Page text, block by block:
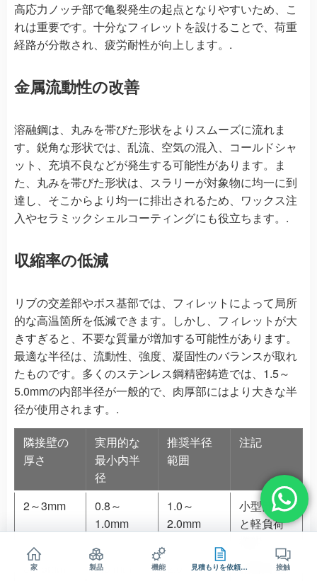
高応力ノッチ部で亀裂発生の起点となりやすいため、こ
れは重要です。十分なフィレットを設けることで、荷重
経路が分散され、疲労耐性が向上します。.
金属流動性の改善
溶融鋼は、丸みを帯びた形状をよりスムーズに流れま
す。鋭角な形状では、乱流、空気の混入、コールドシャ
ット、充填不良などが発生する可能性があります。ま
た、丸みを帯びた形状は、スラリーが対象物に均一に到
達し、そこからより均一に排出されるため、ワックス注
入やセラミックシェルコーティングにも役立ちます。.
収縮率の低減
リブの交差部やボス基部では、フィレットによって局所
的な高温箇所を低減できます。しかし、フィレットが大
きすぎると、不要な質量が増加する可能性があります。
最適な半径は、流動性、強度、凝固性のバランスが取れ
たものです。多くのステンレス鋼精密鋳造では、1.5～
5.0mmの内部半径が一般的で、肉厚部にはより大きな半
径が使用されます。.
隣接壁の
厚さ
実用的な
最小内半
径
推奨半径
範囲
注記
2～3mm
0.8～
1.0mm
1.0～
2.0mm
小型部品
と軽負荷
3～5mm
1.5 mm
2.0～
精密鋳造
家 製品 機能 見積もりを依頼する 接触